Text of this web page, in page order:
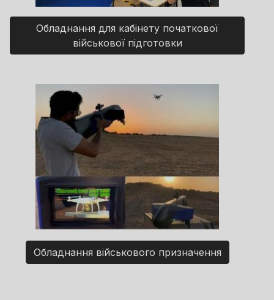
Обладнання для кабінету початкової
військової підготовки
Обладнання військового призначення